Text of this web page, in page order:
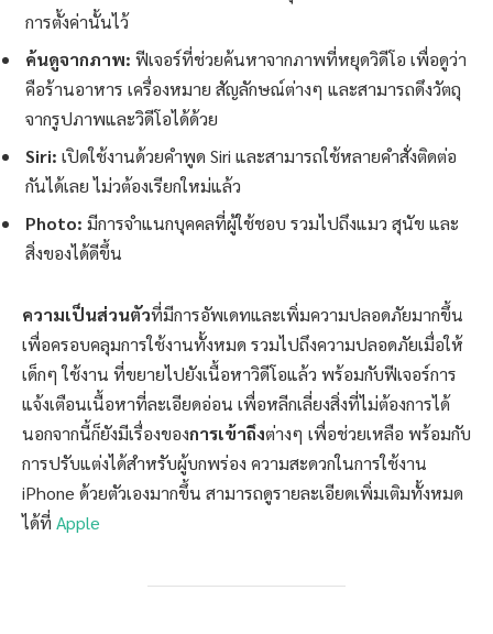
การตั้งค่านั้นไว้
ค้นดูจากภาพ: ฟีเจอร์ที่ช่วยค้นหาจากภาพที่หยุดวิดีโอ เพื่อดูว่า
คือร้านอาหาร เครื่องหมาย สัญลักษณ์ต่างๆ และสามารถดึงวัตถุ
จากรูปภาพและวิดีโอได้ด้วย
Siri: เปิดใช้งานด้วยคำพูด Siri และสามารถใช้หลายคำสั่งติดต่อ
กันได้เลย ไม่วต้องเรียกใหม่แล้ว
Photo: มีการจำแนกบุคคลที่ผู้ใช้ชอบ รวมไปถึงแมว สุนัข และ
สิ่งของได้ดีขึ้น
ความเป็นส่วนตัวที่มีการอัพเดทและเพิ่มความปลอดภัยมากขึ้น
เพื่อครอบคลุมการใช้งานทั้งหมด รวมไปถึงความปลอดภัยเมื่อให้
เด็กๆ ใช้งาน ที่ขยายไปยังเนื้อหาวิดีโอแล้ว พร้อมกับฟีเจอร์การ
แจ้งเตือนเนื้อหาที่ละเอียดอ่อน เพื่อหลีกเลี่ยงสิ่งที่ไม่ต้องการได้
นอกจากนี้ก็ยังมีเรื่องของการเข้าถึงต่างๆ เพื่อช่วยเหลือ พร้อมกับ
การปรับแต่งได้สำหรับผู้บกพร่อง ความสะดวกในการใช้งาน
iPhone ด้วยตัวเองมากขึ้น สามารถดูรายละเอียดเพิ่มเติมทั้งหมด
ได้ที่ Apple